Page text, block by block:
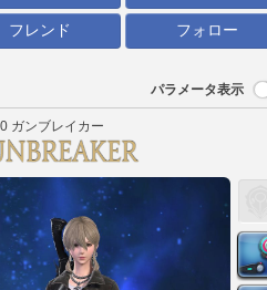
フレンド フォロー
パラメータ表示
ガンブレイカー